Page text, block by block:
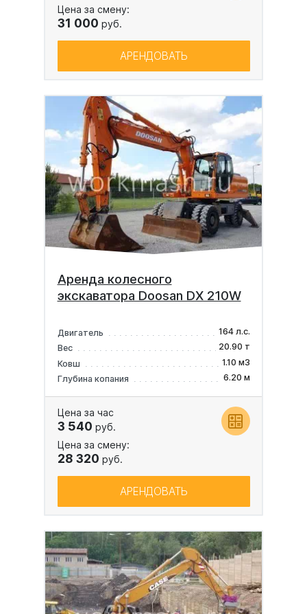
Цена за смену:
31 000 руб.
АРЕНДОВАТЬ
Аренда колесного
экскаватора Doosan DX 210W
Двигатель
164 л.с.
Вес
20.90 т
Ковш
1.10 м3
Глубина копания
6.20 м
Цена за час
3 540 руб.
Цена за смену:
28 320 руб.
АРЕНДОВАТЬ